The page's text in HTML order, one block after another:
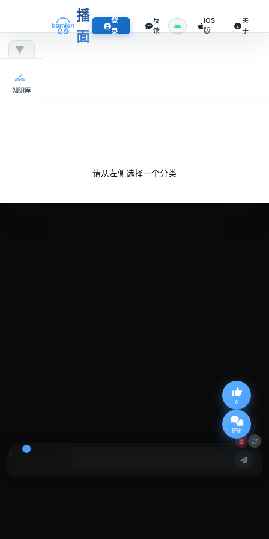
播
面
登
录
反
馈
iOS
版
关
于
0
评论
知识库
请从左侧选择一个分类